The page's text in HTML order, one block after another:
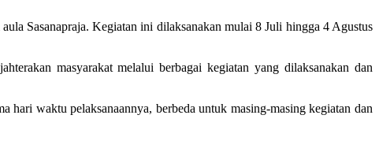
Sasanapraja. Kegiatan ini dilaksanakan mulai 8 Juli hingga 4 Agustus
masyarakat melalui berbagai kegiatan yang dilaksanakan dan
hari waktu pelaksanaannya, berbeda untuk masing-masing kegiatan dan